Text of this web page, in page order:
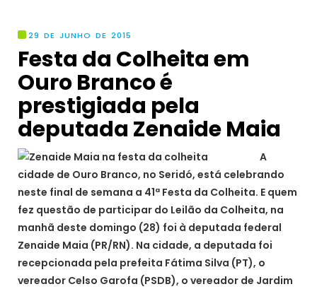
29 DE JUNHO DE 2015
Festa da Colheita em
Ouro Branco é
prestigiada pela
deputada Zenaide Maia
A
cidade de Ouro Branco, no Seridó, está celebrando
neste final de semana a 41ª Festa da Colheita. E quem
fez questão de participar do Leilão da Colheita, na
manhã deste domingo (28) foi à deputada federal
Zenaide Maia (PR/RN). Na cidade, a deputada foi
recepcionada pela prefeita Fátima Silva (PT), o
vereador Celso Garofa (PSDB), o vereador de Jardim